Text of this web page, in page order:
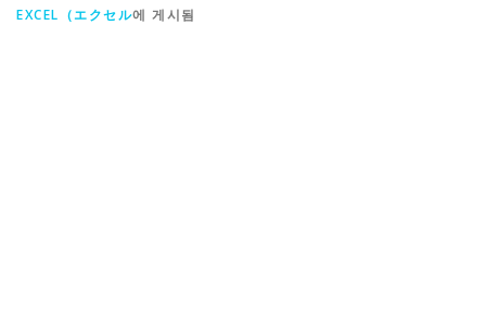
EXCEL（エクセル에 게시됨